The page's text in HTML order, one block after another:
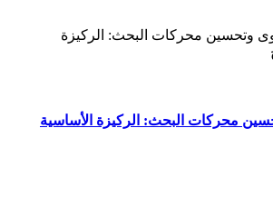
وتحسين محركات البحث: الركيزة
محركات البحث: الركيزة الأساسية